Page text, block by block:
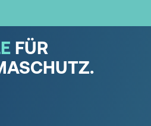
FÜR